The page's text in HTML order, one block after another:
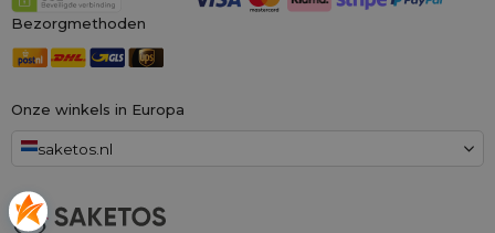
Onze winkels in Europa
saketos.nl
Bezorgmethoden